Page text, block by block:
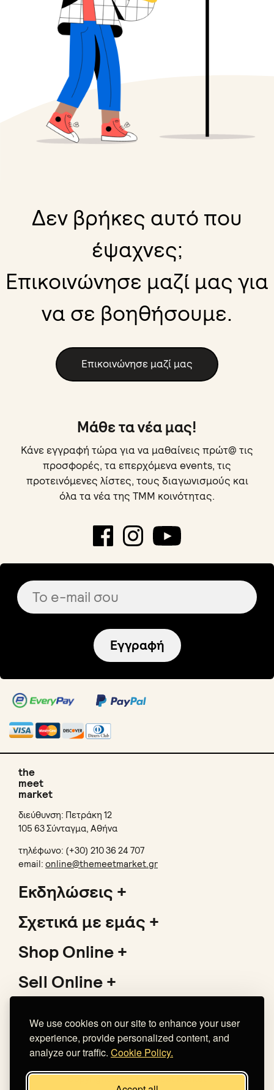
We use cookies on our site to enhance your user
experience, provide personalized content, and
analyze our traffic. Cookie Policy.
Δεν βρήκες αυτό που
έψαχνες;
Επικοινώνησε μαζί μας για
να σε βοηθήσουμε.
Επικοινώνησε μαζί μας
Μάθε τα νέα μας!
Κάνε εγγραφή τώρα για να μαθαίνεις πρώτ@ τις
προσφορές, τα επερχόμενα events, τις
προτεινόμενες λίστες, τους διαγωνισμούς και
όλα τα νέα της TMM κοινότητας.
Εγγραφή
the
meet
market
διεύθυνση: Πετράκη 12
105 63 Σύνταγμα, Αθήνα
τηλέφωνο: (+30) 210 36 24 707
email: online@themeetmarket.gr
Εκδηλώσεις
Σχετικά με εμάς
Shop Online
Sell Online
Copyright 2026 The Meet Market